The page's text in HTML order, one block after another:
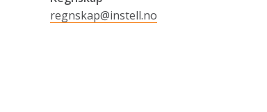
regnskap@instell.no